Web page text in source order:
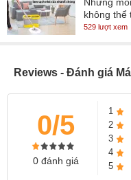
Những
không thể
529 lượt xem
Reviews - Đánh giá
0/5
0 đánh giá
1
2
3
4
5